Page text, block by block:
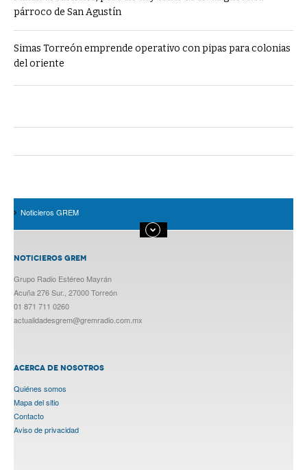
párroco de San Agustín
Simas Torreón emprende operativo con pipas para colonias
del oriente
Noticieros GREM
NOTICIEROS GREM
Grupo Radio Estéreo Mayrán
Acuña 276 Sur., 27000 Torreón
01 871 711 0260
actualidadesgrem@gremradio.com.mx
ACERCA DE NOSOTROS
Quiénes somos
Mapa del sitio
Contacto
Aviso de privacidad